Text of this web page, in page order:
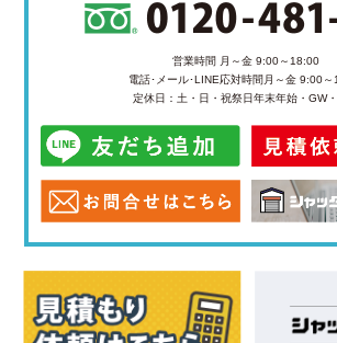
営業時間 月～金 9:00～18:00
電話･メール･LINE応対時間 月～金 9:00
定休日：土・日・祝祭日年末年始・GW